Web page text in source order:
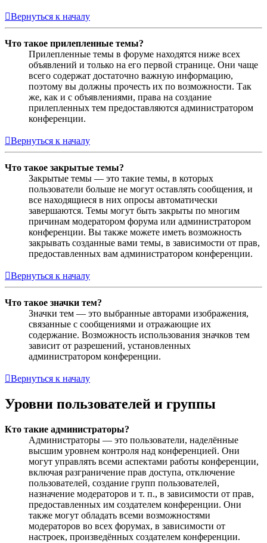
Вернуться к началу
Что такое прилепленные темы?
Прилепленные темы в форуме находятся ниже всех
объявлений и только на его первой странице. Они чаще
всего содержат достаточно важную информацию,
поэтому вы должны прочесть их по возможности. Так
же, как и с объявлениями, права на создание
прилепленных тем предоставляются администратором
конференции.
Вернуться к началу
Что такое закрытые темы?
Закрытые темы — это такие темы, в которых
пользователи больше не могут оставлять сообщения, и
все находящиеся в них опросы автоматически
завершаются. Темы могут быть закрыты по многим
причинам модератором форума или администратором
конференции. Вы также можете иметь возможность
закрывать созданные вами темы, в зависимости от прав,
предоставленных вам администратором конференции.
Вернуться к началу
Что такое значки тем?
Значки тем — это выбранные авторами изображения,
связанные с сообщениями и отражающие их
содержание. Возможность использования значков тем
зависит от разрешений, установленных
администратором конференции.
Вернуться к началу
Уровни пользователей и группы
Кто такие администраторы?
Администраторы — это пользователи, наделённые
высшим уровнем контроля над конференцией. Они
могут управлять всеми аспектами работы конференции,
включая разграничение прав доступа, отключение
пользователей, создание групп пользователей,
назначение модераторов и т. п., в зависимости от прав,
предоставленных им создателем конференции. Они
также могут обладать всеми возможностями
модераторов во всех форумах, в зависимости от
настроек, произведённых создателем конференции.